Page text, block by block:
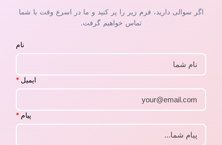
اگر سوالی دارید، فرم زیر را پر کنید و ما در اسرع وقت با شما
تماس خواهیم گرفت.
نام
ایمیل *
پیام *